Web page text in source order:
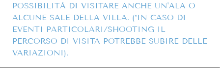
POSSIBILITÀ DI VISITARE ANCHE UN'ALA O
ALCUNE SALE DELLA VILLA. (*IN CASO DI
EVENTI PARTICOLARI/SHOOTING IL
PERCORSO DI VISITA POTREBBE SUBIRE DELLE
VARIAZIONI).